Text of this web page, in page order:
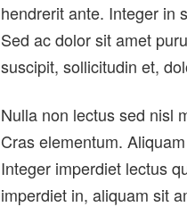
hendrerit ante. Integer in
Sed ac dolor sit amet
suscipit, sollicitudin et,
Nulla non lectus sed nisl
Cras elementum.
Integer imperdiet lectus
imperdiet in, aliquam sit